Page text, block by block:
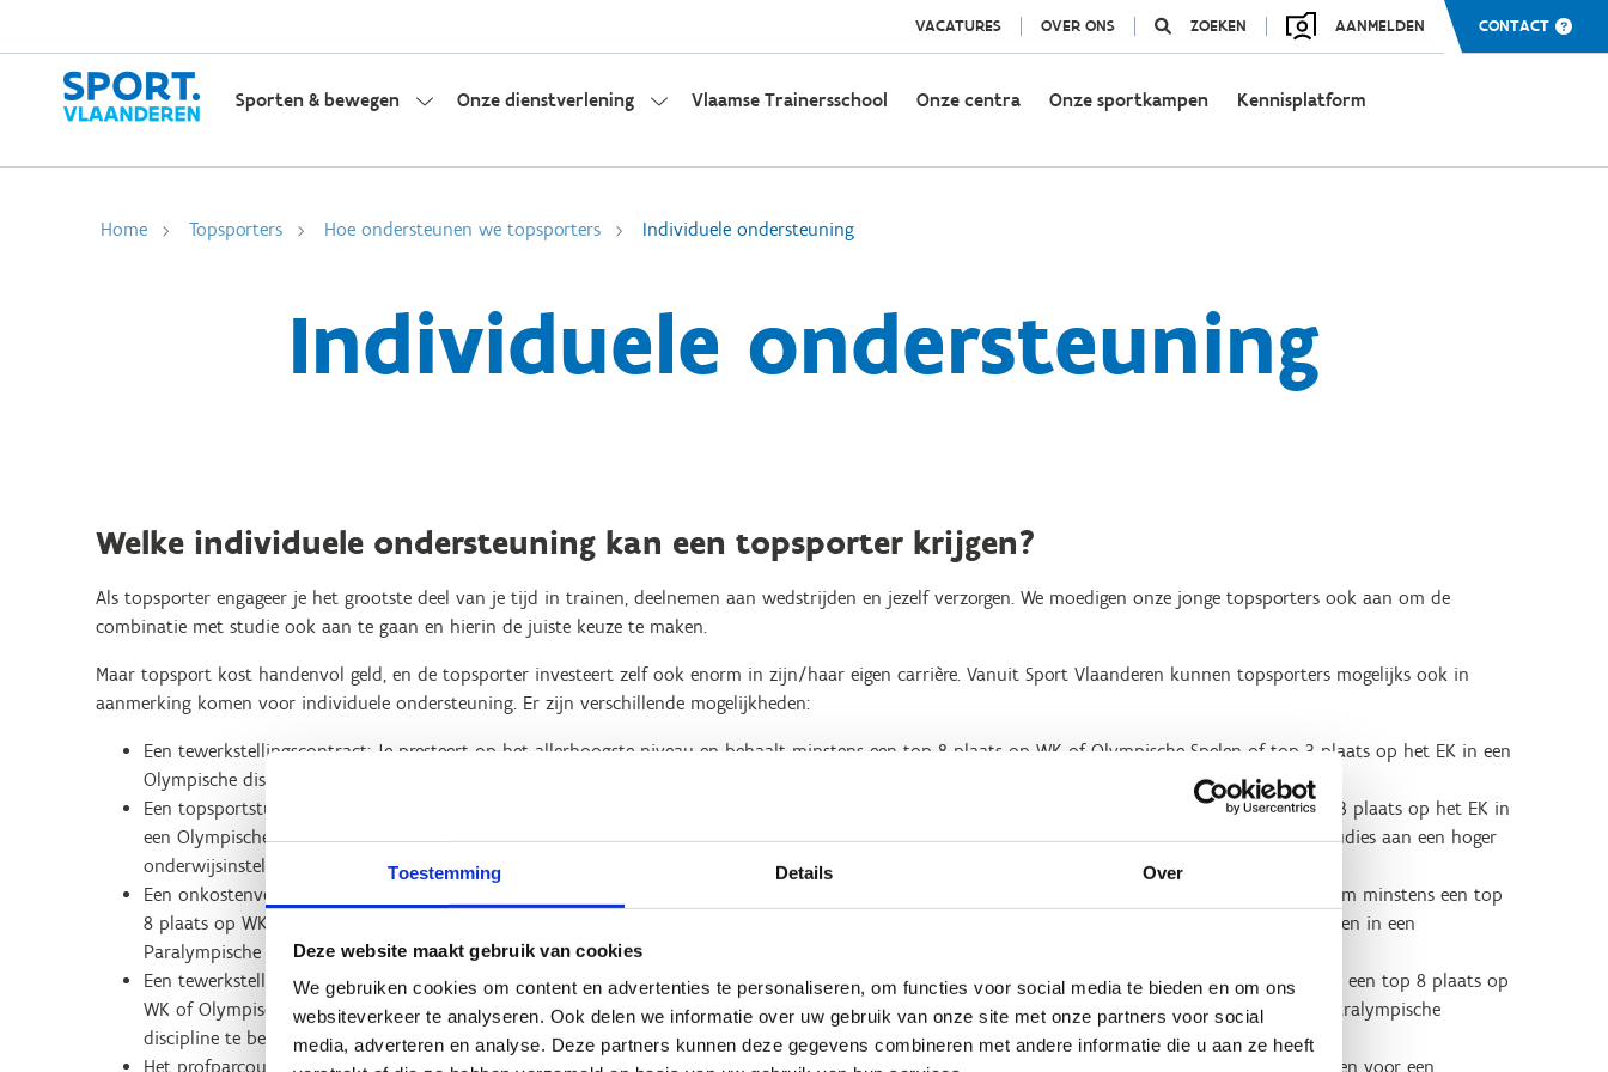
Toestemming Details Over
Deze website maakt gebruik van cookies
We gebruiken cookies om content en advertenties te personaliseren, om functies voor social media te bieden en om ons
websiteverkeer te analyseren. Ook delen we informatie over uw gebruik van onze site met onze partners voor social
media, adverteren en analyse. Deze partners kunnen deze gegevens combineren met andere informatie die u aan ze heeft
VACATURES OVER ONS ZOEKEN AANMELDEN CONTACT
Sporten & bewegen Onze dienstverlening Vlaamse Trainersschool Onze centra Onze sportkampen Kennisplatform
Home Topsporters Hoe ondersteunen we topsporters Individuele ondersteuning
Individuele ondersteuning
Welke individuele ondersteuning kan een topsporter krijgen?
Als topsporter engageer je het grootste deel van je tijd in trainen, deelnemen aan wedstrijden en jezelf verzorgen. We moedigen onze jonge topsporters ook aan om de
combinatie met studie ook aan te gaan en hierin de juiste keuze te maken.
Maar topsport kost handenvol geld, en de topsporter investeert zelf ook enorm in zijn/haar eigen carrière. Vanuit Sport Vlaanderen kunnen topsporters mogelijks ook in
aanmerking komen voor individuele ondersteuning. Er zijn verschillende mogelijkheden:
Een tewerkstellingscontract: Je presteert op het allerhoogste niveau en behaalt minstens een top 8 plaats op WK of Olympische Spelen of top 3 plaats op het EK in een
Olympische discipline OF een top 3 plaats op het WK of Paralympische Spelen in een Paralympische discipline.
Een topsportstudentencontract: Je presteert op het allerhoogste niveau en behaalt minstens een top 8 plaats op WK of Olympische Spelen of top 3 plaats op het EK in
een Olympische discipline OF een top 3 plaats op het WK of Paralympische Spelen in een Paralympische discipline EN combineert topsport met studies aan een hoger
onderwijsinstelling in Vlaanderen.
Een onkostenvergoeding binnen het topsportstudentenproject: Je presteert op het allerhoogste niveau in jouw leeftijdscategorie en zit op traject om minstens een top
8 plaats op WK of Olympische Spelen of top 3 plaats op het EK in een Olympische discipline OF een top 3 plaats op het WK of Paralympische Spelen in een
Paralympische discipline te behalen EN combineert topsport met studies aan een hoger onderwijsinstelling in Vlaanderen.
Een tewerkstellingscontract als beloftevolle jongere: Je presteert op het allerhoogste niveau in jouw leeftijdscategorie en zit op traject om minstens een top 8 plaats op
WK of Olympische Spelen of top 3 plaats op het EK in een Olympische discipline OF een top 3 plaats op het WK of Paralympische Spelen in een Paralympische
discipline te behalen EN studeert niet langer.
Het profparcours: Je presteert op het allerhoogste niveau, maar voldoet nog niet aan onze doelstellingen, dan kan je mogelijks in aanmerking komen voor een